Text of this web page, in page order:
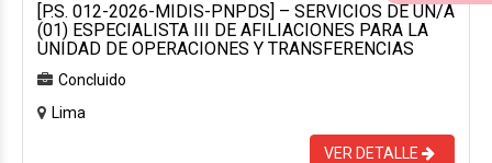
[P.S. 012-2026-MIDIS-PNPDS] – SERVICIOS DE UN/A
(01) ESPECIALISTA III DE AFILIACIONES PARA LA
UNIDAD DE OPERACIONES Y TRANSFERENCIAS
Concluido
Lima
VER DETALLE